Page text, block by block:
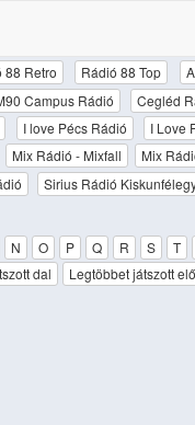
88 Retro Rádió 88 Top
Campus Rádió Cegléd
I love Pécs Rádió I Love
Mix Rádió - Mixfall Mix
Sirius Rádió
N O P Q R S T
dal Legtöbbet játszott